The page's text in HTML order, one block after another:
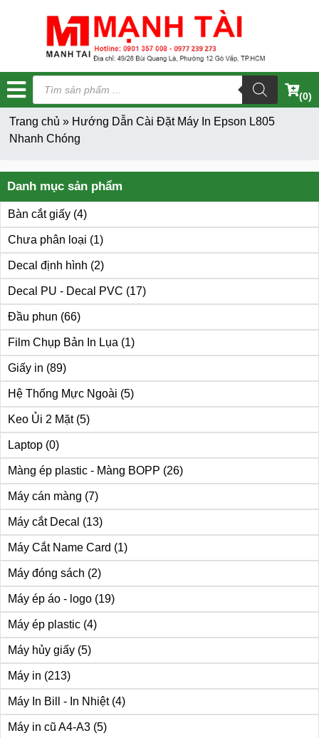
Tìm
kiếm
sản
phẩm
(0)
Trang chủ » Hướng Dẫn Cài Đặt Máy In Epson L805
Nhanh Chóng
Danh mục sản phẩm
Bàn cắt giấy (4)
Chưa phân loại (1)
Decal định hình (2)
Decal PU - Decal PVC (17)
Đầu phun (66)
Film Chụp Bản In Lụa (1)
Giấy in (89)
Hệ Thống Mực Ngoài (5)
Keo Ủi 2 Mặt (5)
Laptop (0)
Màng ép plastic - Màng BOPP (26)
Máy cán màng (7)
Máy cắt Decal (13)
Máy Cắt Name Card (1)
Máy đóng sách (2)
Máy ép áo - logo (19)
Máy ép plastic (4)
Máy hủy giấy (5)
Máy in (213)
Máy In Bill - In Nhiệt (4)
Máy in cũ A4-A3 (5)